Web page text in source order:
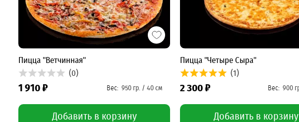
Пицца "Ветчинная"
(0)
1 910 ₽
Добавить в корзину
Пицца "Четыре Сыра"
(1)
2 300 ₽
Добавить в корзину